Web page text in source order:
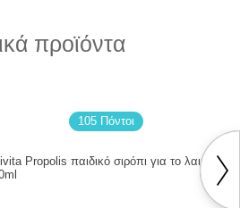
προϊόντα
105 Πόντοι
Propolis παιδικό σιρόπι για το λαιμό